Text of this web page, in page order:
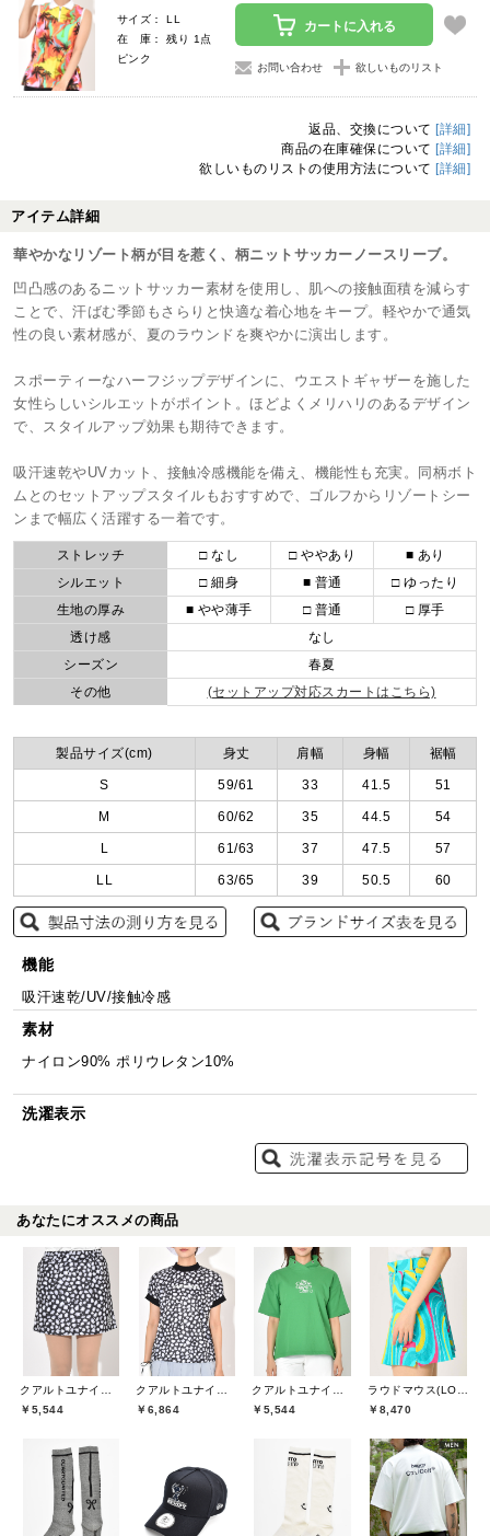
サイズ： LL
在 庫： 残り 1点
ピンク
カートに入れる
お問い合わせ 欲しいものリスト
返品、交換について [詳細]
商品の在庫確保について [詳細]
欲しいものリストの使用方法について [詳細]
アイテム詳細
華やかなリゾート柄が目を惹く、柄ニットサッカーノースリーブ。
凹凸感のあるニットサッカー素材を使用し、肌への接触面積を減らす
ことで、汗ばむ季節もさらりと快適な着心地をキープ。軽やかで通気
性の良い素材感が、夏のラウンドを爽やかに演出します。
スポーティーなハーフジップデザインに、ウエストギャザーを施した
女性らしいシルエットがポイント。ほどよくメリハリのあるデザイン
で、スタイルアップ効果も期待できます。
吸汗速乾やUVカット、接触冷感機能を備え、機能性も充実。同柄ボト
ムとのセットアップスタイルもおすすめで、ゴルフからリゾートシー
ンまで幅広く活躍する一着です。
ストレッチ □ なし □ ややあり
■ あり
シルエット
□ 細身 ■ 普通
□ ゆったり
生地の厚み
■ やや薄手 □ 普通
□ 厚手
透け感
なし
シーズン
春夏
その他
(セットアップ対応スカートはこちら)
製品サイズ(cm) 身丈 肩幅 身幅 裾幅
S 59/61 33 41.5 51
M 60/62 35 44.5 54
L 61/63 37 47.5 57
LL 63/65 39 50.5 60
機能
吸汗速乾/UV/接触冷感
素材
ナイロン90% ポリウレタン10%
洗濯表示
あなたにオススメの商品
￥5,544
￥6,864
￥5,544
￥8,470